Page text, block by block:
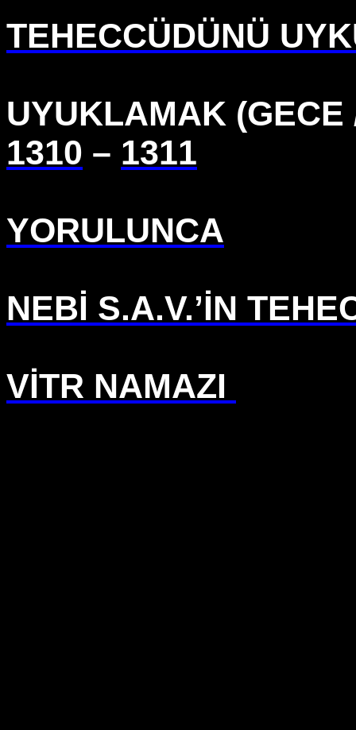
TEHECCÜDÜNÜ
UYUKLAMAK (GECE
1310 – 1311
YORULUNCA
NEBİ S.A.V.’İN
VİTR NAMAZI